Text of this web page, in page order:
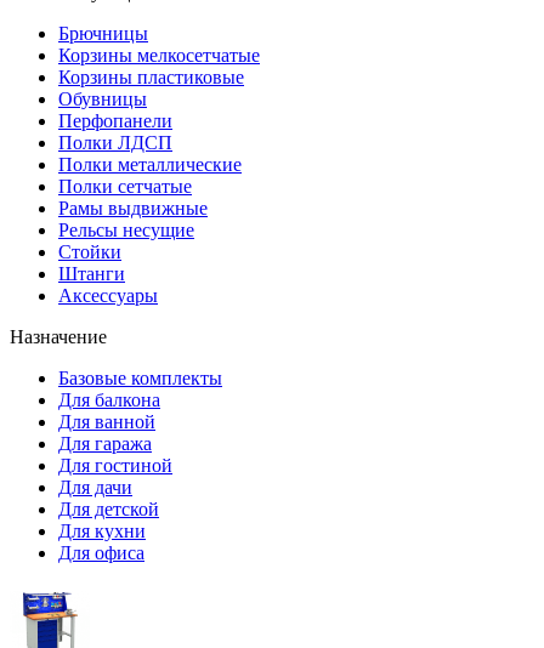
Брючницы
Корзины мелкосетчатые
Корзины пластиковые
Обувницы
Перфопанели
Полки ЛДСП
Полки металлические
Полки сетчатые
Рамы выдвижные
Рельсы несущие
Стойки
Штанги
Аксессуары
Назначение
Базовые комплекты
Для балкона
Для ванной
Для гаража
Для гостиной
Для дачи
Для детской
Для кухни
Для офиса